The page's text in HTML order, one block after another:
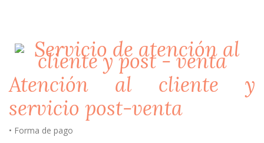
Atención al cliente y
servicio post-venta
• Forma de pago